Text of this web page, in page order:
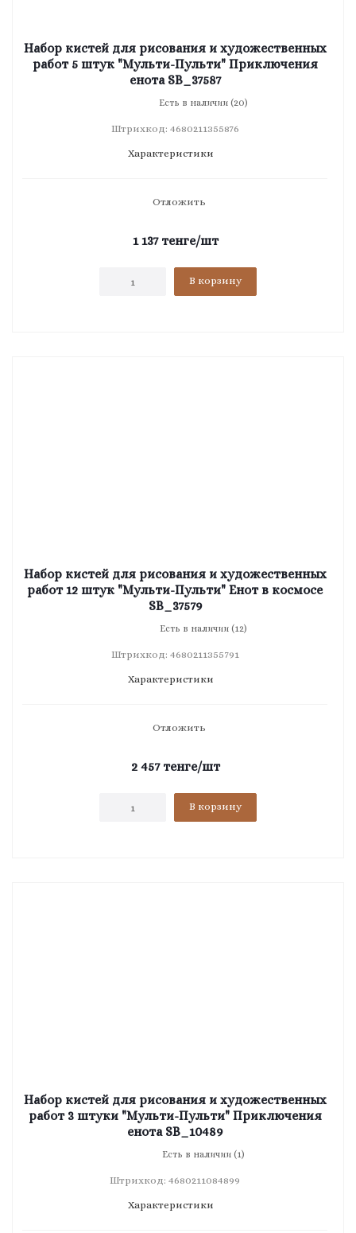
Набор кистей для рисования и художественных
работ 5 штук "Мульти-Пульти" Приключения
енота SB_37587
Есть в наличии (20)
Штрихкод: 4680211355876
Характеристики
Отложить
1 137тенге/шт
В корзину
Набор кистей для рисования и художественных
работ 12 штук "Мульти-Пульти" Енот в космосе
SB_37579
Есть в наличии (12)
Штрихкод: 4680211355791
Характеристики
Отложить
2 457тенге/шт
В корзину
Набор кистей для рисования и художественных
работ 3 штуки "Мульти-Пульти" Приключения
енота SB_10489
Есть в наличии (1)
Штрихкод: 4680211084899
Характеристики